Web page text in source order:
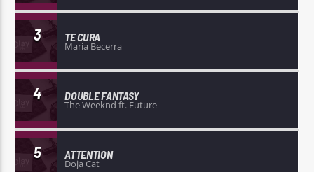
3 TE CURA
Maria Becerra
4 DOUBLE FANTASY
The Weeknd ft. Future
5 ATTENTION
Doja Cat